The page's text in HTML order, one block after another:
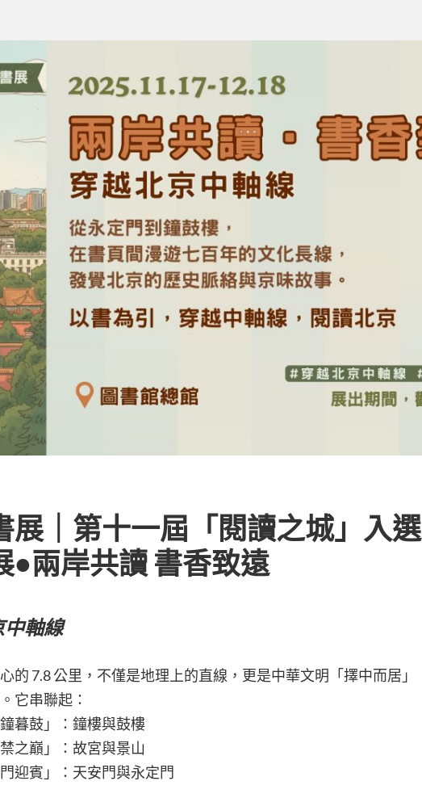
展｜第十一屆「閱讀之城」入選
•兩岸共讀 書香致遠
軸線
的 7.8 公里，不僅是地理上的直線，更是中華文明「擇中而居」
它串聯起：
暮鼓」：鐘樓與鼓樓
之巔」：故宮與景山
迎賓」：天安門與永定門